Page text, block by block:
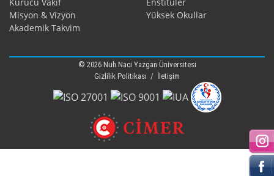
Misyon & Vizyon
Akademik Takvim
Yüksek Okullar
© 2026 Nuh Naci Yazgan Üniversitesi
Gizlilik Politikası / İletişim